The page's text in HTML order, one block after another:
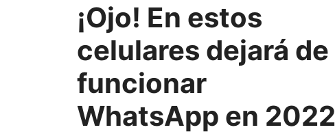
¡Ojo! En estos
celulares dejará de
funcionar
WhatsApp en 2022